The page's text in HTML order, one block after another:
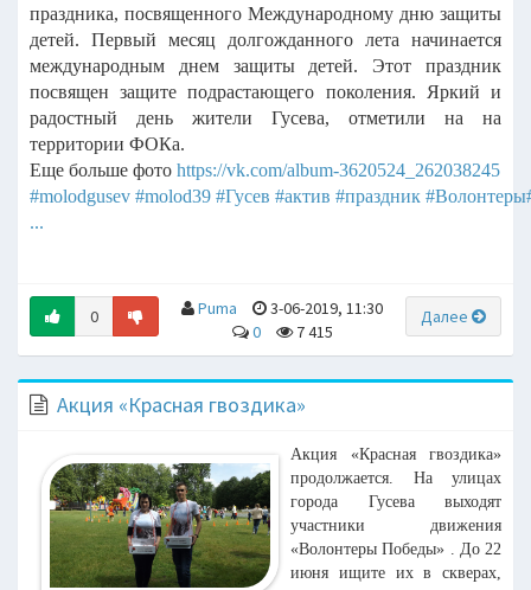
праздника, посвященного Международному дню защиты
детей. Первый месяц долгожданного лета начинается
международным днем защиты детей. Этот праздник
посвящен защите подрастающего поколения. Яркий и
радостный день жители Гусева, отметили на на
территории ФОКа.
Еще больше фото https://vk.com/album-3620524_262038245
#molodgusev #molod39 #Гусев #актив #праздник #Волонтеры
...
0 Далее
Puma
3-06-2019, 11:30
0
7 415
Акция «Красная гвоздика»
Акция «Красная гвоздика»
продолжается. На улицах
города Гусева выходят
участники движения
«Волонтеры Победы» . До 22
июня ищите их в скверах,